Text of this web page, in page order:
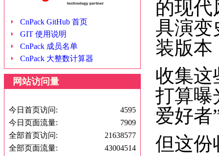
CnPack GitHub 首页
GIT 使用说明
CnPack 成员名单
CnPack 大整数计算器
网站访问量
今日首页访问:
4595
今日页面流量:
7909
全部首页访问:
21638577
全部页面流量:
43004514
的现代
具演变
装版本
收集这
打算曝
爱好者
但这份